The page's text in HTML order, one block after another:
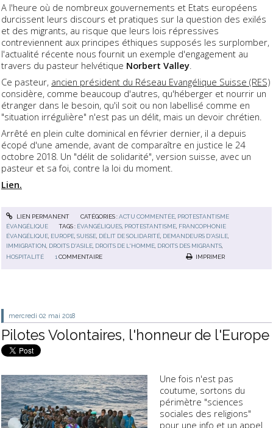
A l'heure où de nombreux gouvernements et Etats européens
durcissent leurs discours et pratiques sur la question des exilés
et des migrants, au risque que leurs lois répressives
contreviennent aux principes éthiques supposés les surplomber,
l'actualité récente nous fournit un exemple d'engagement au
travers du pasteur helvétique Norbert Valley
Ce pasteur, ancien président du Réseau Evangélique Suisse (RES)
considère, comme beaucoup d'autres, qu'héberger et nourrir un
étranger dans le besoin, qu'il soit ou non labellisé comme en
"situation irrégulière" n'est pas un délit, mais un devoir chrétien.
Arrêté en plein culte dominical en février dernier, il a depuis
écopé d'une amende, avant de comparaître en justice le 24
octobre 2018. Un "délit de solidarité", version suisse, avec un
pasteur et sa foi, contre la loi du moment.
Lien.
LIEN PERMANENT CATÉGORIES :ACTU COMMENTÉE, PROTESTANTISME
ÉVANGÉLIQUE
TAGS : ÉVANGÉLIQUES PROTESTANTISME FRANCOPHONIE
ÉVANGÉLIQUE EUROPE ,SUISSE DÉLIT DE SOLIDARITÉ DEMANDEURS D'ASILE
IMMIGRATION DROITS D'ASILE DROITS DE L'HOMME DROITS DES MIGRANTS
HOSPITALITÉ
1 COMMENTAIRE IMPRIMER
mercredi 02 mai 2018
Pilotes Volontaires, l'honneur de l'Europe
Une fois n'est pas
coutume, sortons du
périmètre "sciences
sociales des religions"
pour une info et un appel